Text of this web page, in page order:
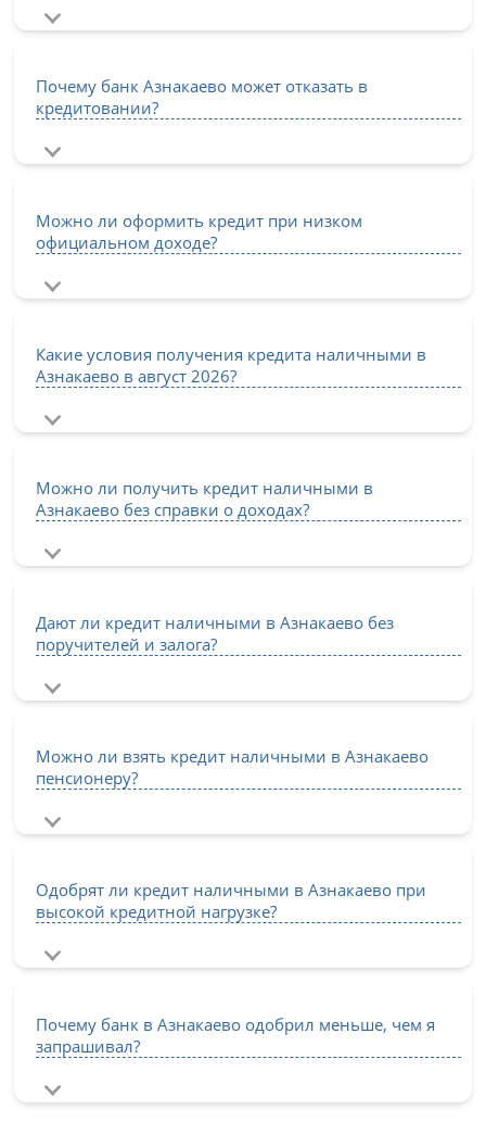
Почему банк Азнакаево может отказать в
кредитовании?
Можно ли оформить кредит при низком
официальном доходе?
Какие условия получения кредита наличными в
Азнакаево в август 2026?
Можно ли получить кредит наличными в
Азнакаево без справки о доходах?
Дают ли кредит наличными в Азнакаево без
поручителей и залога?
Можно ли взять кредит наличными в Азнакаево
пенсионеру?
Одобрят ли кредит наличными в Азнакаево при
высокой кредитной нагрузке?
Почему банк в Азнакаево одобрил меньше, чем я
запрашивал?